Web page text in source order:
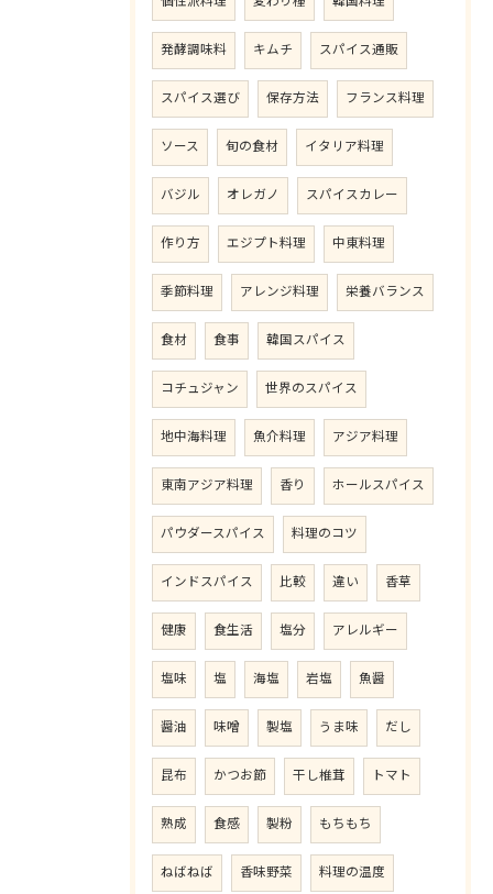
発酵調味料 キムチ スパイス通販
スパイス選び 保存方法 フランス料理
ソース 旬の食材 イタリア料理
バジル オレガノ スパイスカレー
作り方 エジプト料理 中東料理
季節料理 アレンジ料理 栄養バランス
食材 食事 韓国スパイス
コチュジャン 世界のスパイス
地中海料理 魚介料理 アジア料理
東南アジア料理 香り ホールスパイス
パウダースパイス 料理のコツ
インドスパイス 比較 違い 香草
健康 食生活 塩分 アレルギー
塩味 塩 海塩 岩塩 魚醤
醤油 味噌 製塩 うま味 だし
昆布 かつお節 干し椎茸 トマト
熟成 食感 製粉 もちもち
ねばねば 香味野菜 料理の温度